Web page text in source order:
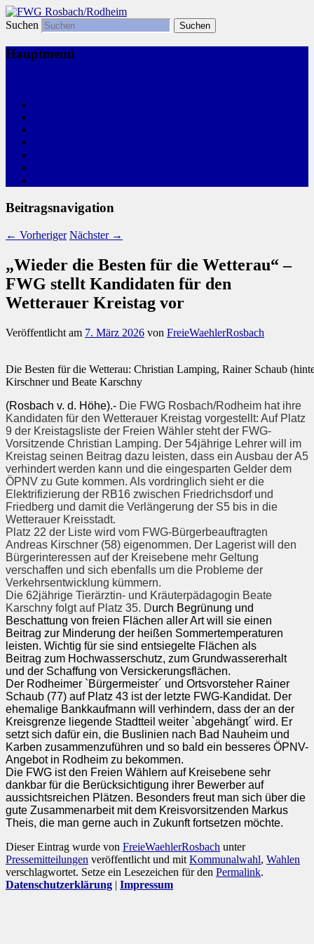
FWG Rosbach/Rodheim
Freie Wählergemeinschaft
Suchen
Hauptmenü
Beitragsnavigation
← Vorheriger Nächster →
„Wieder die Besten für die Wetterau“ –
FWG stellt Kandidaten für den
Wetterauer Kreistag vor
Veröffentlicht am 7. März 2026 von FreieWaehlerRosbach
Die Besten für die Wetterau: Christian Lamping, Rainer Schaub
Kirschner und Beate Karschny
(Rosbach v. d. Höhe).- Die FWG Rosbach/Rodheim hat ihre
Kandidaten für den Wetterauer Kreistag vorgestellt: Auf Platz
9 der Kreistagsliste der Freien Wähler steht der FWG-
Vorsitzende Christian Lamping. Der 54jährige Lehrer will im
Kreistag seinen Beitrag dazu leisten, dass ein Ausbau der A5
verhindert werden kann und die eingesparten Gelder dem
ÖPNV zu Gute kommen. Als vordringlich sieht er die
Elektrifizierung der RB16 zwischen Friedrichsdorf und
Friedberg und damit die Verlängerung der S5 bis in die
Wetterauer Kreisstadt.
Platz 22 der Liste wird vom FWG-Bürgerbeauftragten
Andreas Kirschner (58) eigenommen. Der Lagerist will den
Bürgerinteressen auf der Kreisebene mehr Geltung
verschaffen und sich ebenfalls um die Probleme der
Verkehrsentwicklung kümmern.
Die 62jährige Tierärztin- und Kräuterpädagogin Beate
Karschny folgt auf Platz 35. Durch Begrünung und
Beschattung von freien Flächen aller Art will sie einen
Beitrag zur Minderung der heißen Sommertemperaturen
leisten. Wichtig für sie sind entsiegelte Flächen als
Beitrag zum Hochwasserschutz, zum Grundwassererhalt
und der Schaffung von Versickerungsflächen.
Der Rodheimer `Bürgermeister´ und Ortsvorsteher Rainer
Schaub (77) auf Platz 43 ist der letzte FWG-Kandidat. Der
ehemalige Bankkaufmann will verhindern, dass der an der
Kreisgrenze liegende Stadtteil weiter `abgehängt´ wird. Er
setzt sich dafür ein, die Buslinien nach Bad Nauheim und
Karben zusammenzuführen und so bald ein besseres ÖPNV-
Angebot in Rodheim zu bekommen.
Die FWG ist den Freien Wählern auf Kreisebene sehr
dankbar für die Berücksichtigung ihrer Bewerber auf
aussichtsreichen Plätzen. Besonders freut man sich über die
gute Zusammenarbeit mit dem Kreisvorsitzenden Markus
Theis, die man gerne auch in Zukunft fortsetzen möchte.
Dieser Eintrag wurde von FreieWaehlerRosbach unter
Pressemitteilungen veröffentlicht und mit Kommunalwahl, Wahlen
verschlagwortet. Setze ein Lesezeichen für den Permalink.
Datenschutzerklärung | Impressum